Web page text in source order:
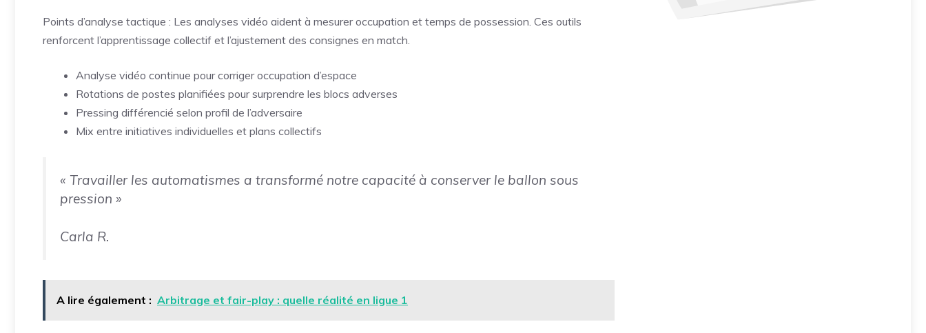
Points d’analyse tactique : Les analyses vidéo aident à mesurer occupation et temps de possession. Ces outils
renforcent l’apprentissage collectif et l’ajustement des consignes en match.
Analyse vidéo continue pour corriger occupation d’espace
Rotations de postes planifiées pour surprendre les blocs adverses
Pressing différencié selon profil de l’adversaire
Mix entre initiatives individuelles et plans collectifs
« Travailler les automatismes a transformé notre capacité à conserver le ballon sous
pression »
Carla R.
A lire également : Arbitrage et fair-play : quelle réalité en ligue 1